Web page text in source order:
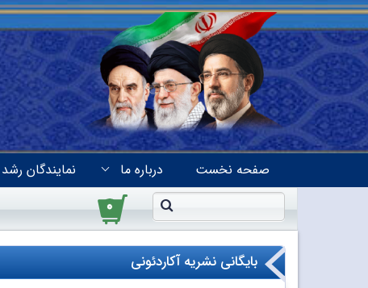
صفحه نخست درباره ما نمایندگان رشد
۰
بایگانی نشریه آکاردئونی